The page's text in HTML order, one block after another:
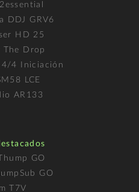
DDJ GRV6
HD 25
The Drop
4/4 Iniciación
LCE
AR133
GO
GO
T7V